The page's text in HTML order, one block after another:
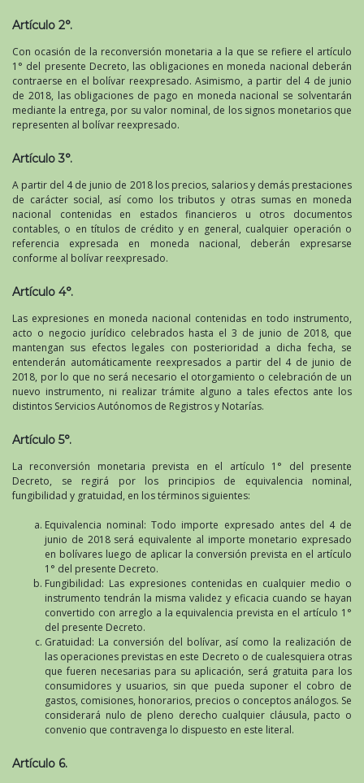
Artículo 2°.
Con ocasión de la reconversión monetaria a la que se refiere el artículo
1° del presente Decreto, las obligaciones en moneda nacional deberán
contraerse en el bolívar reexpresado. Asimismo, a partir del 4 de junio
de 2018, las obligaciones de pago en moneda nacional se solventarán
mediante la entrega, por su valor nominal, de los signos monetarios que
representen al bolívar reexpresado.
Artículo 3°.
A partir del 4 de junio de 2018 los precios, salarios y demás prestaciones
de carácter social, así como los tributos y otras sumas en moneda
nacional contenidas en estados financieros u otros documentos
contables, o en títulos de crédito y en general, cualquier operación o
referencia expresada en moneda nacional, deberán expresarse
conforme al bolívar reexpresado.
Artículo 4°.
Las expresiones en moneda nacional contenidas en todo instrumento,
acto o negocio jurídico celebrados hasta el 3 de junio de 2018, que
mantengan sus efectos legales con posterioridad a dicha fecha, se
entenderán automáticamente reexpresados a partir del 4 de junio de
2018, por lo que no será necesario el otorgamiento o celebración de un
nuevo instrumento, ni realizar trámite alguno a tales efectos ante los
distintos Servicios Autónomos de Registros y Notarías.
Artículo 5°.
La reconversión monetaria prevista en el artículo 1° del presente
Decreto, se regirá por los principios de equivalencia nominal,
fungibilidad y gratuidad, en los términos siguientes:
Equivalencia nominal: Todo importe expresado antes del 4 de
junio de 2018 será equivalente al importe monetario expresado
en bolívares luego de aplicar la conversión prevista en el artículo
1° del presente Decreto.
Fungibilidad: Las expresiones contenidas en cualquier medio o
instrumento tendrán la misma validez y eficacia cuando se hayan
convertido con arreglo a la equivalencia prevista en el artículo 1°
del presente Decreto.
Gratuidad: La conversión del bolívar, así como la realización de
las operaciones previstas en este Decreto o de cualesquiera otras
que fueren necesarias para su aplicación, será gratuita para los
consumidores y usuarios, sin que pueda suponer el cobro de
gastos, comisiones, honorarios, precios o conceptos análogos. Se
considerará nulo de pleno derecho cualquier cláusula, pacto o
convenio que contravenga lo dispuesto en este literal.
Artículo 6.